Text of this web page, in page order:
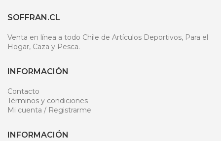
SOFFRAN.CL
Venta en línea a todo Chile de Artículos Deportivos, Para el
Hogar, Caza y Pesca.
INFORMACIÓN
Contacto
Términos y condiciones
Mi cuenta / Registrarme
INFORMACIÓN